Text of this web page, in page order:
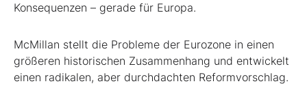
Konsequenzen – gerade für Europa.
McMillan stellt die Probleme der Eurozone in einen
größeren historischen Zusammenhang und entwickelt
einen radikalen, aber durchdachten Reformvorschlag.